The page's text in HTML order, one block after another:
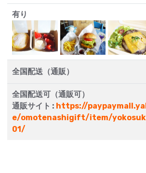
有り
全国配送（通販）
全国配送可（通販可）
通販サイト : https://
e/omotenashigift/item/
01/